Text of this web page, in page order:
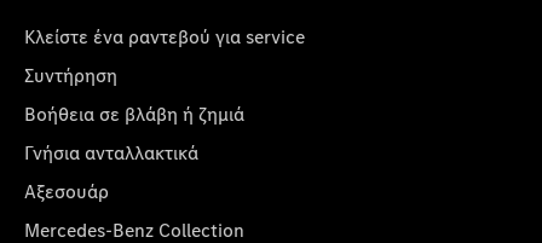
Κλείστε ένα ραντεβού για service
Συντήρηση
Βοήθεια σε βλάβη ή ζημιά
Γνήσια ανταλλακτικά
Αξεσουάρ
Mercedes-Benz Collection